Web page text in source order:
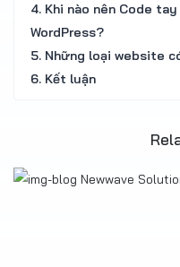
4. Khi nào nên Code
WordPress?
5. Những loại website
6. Kết luận